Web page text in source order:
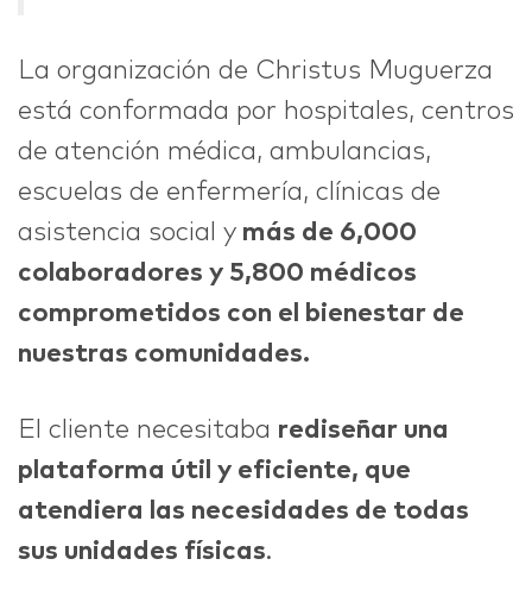
La organización de Christus Muguerza
está conformada por hospitales, centros
de atención médica, ambulancias,
escuelas de enfermería, clínicas de
asistencia social y más de 6,000
colaboradores y 5,800 médicos
comprometidos con el bienestar de
nuestras comunidades.
El cliente necesitaba rediseñar una
plataforma útil y eficiente, que
atendiera las necesidades de todas
sus unidades físicas.
hi@nett.mx